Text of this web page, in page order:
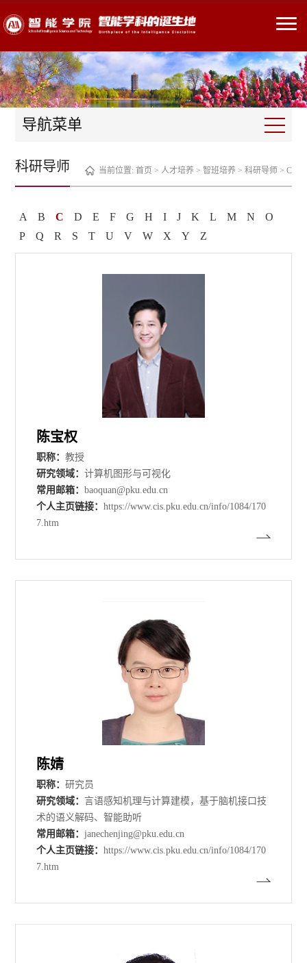
导航菜单
当前位置: 首页 > 人才培养 > 智班培养 > 科研导师> C
科研导师
A B C D E F G H I J K L M N
O
P
Q R S T U V W X Y Z
陈宝权
职称：教授
研究领域：计算机图形与可视化
常用邮箱：baoquan@pku.edu.cn
个人主页链接：https://www.cis.pku.edu.cn/info/1084/170
7.htm
陈婧
职称：研究员
研究领域：言语感知机理与计算建模，基于脑机接口技
术的语义解码、智能助听
常用邮箱：janechenjing@pku.edu.cn
个人主页链接：https://www.cis.pku.edu.cn/info/1084/170
7.htm